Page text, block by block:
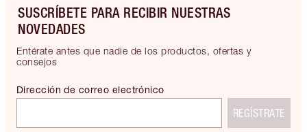
SUSCRÍBETE PARA RECIBIR NUESTRAS
NOVEDADES
Entérate antes que nadie de los productos, ofertas y
consejos
Dirección de correo electrónico
REGÍSTRATE